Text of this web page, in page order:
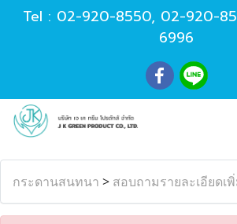
Tel : 02-920-8550, 02-920-
6996
กระดานสนทนา > สอบถามรายละเอียดเ